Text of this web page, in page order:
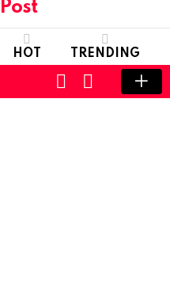
HOT TRENDING
SWITCH
SKIN
LOGIN